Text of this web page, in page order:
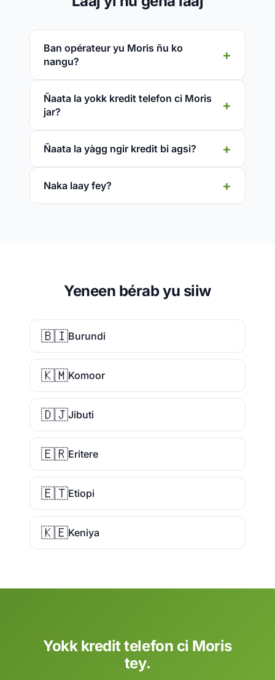
Ban opérateur yu Moris ñu ko
nangu?
Ñaata la yokk kredit telefon ci Moris
jar?
Ñaata la yàgg ngir kredit bi agsi?
Naka laay fey?
Yeneen bérab yu siiw
🇧🇮Burundi
🇰🇲Komoor
🇩🇯Jibuti
🇪🇷Eritere
🇪🇹Etiopi
🇰🇪Keniya
Yokk kredit telefon ci Moris
tey.